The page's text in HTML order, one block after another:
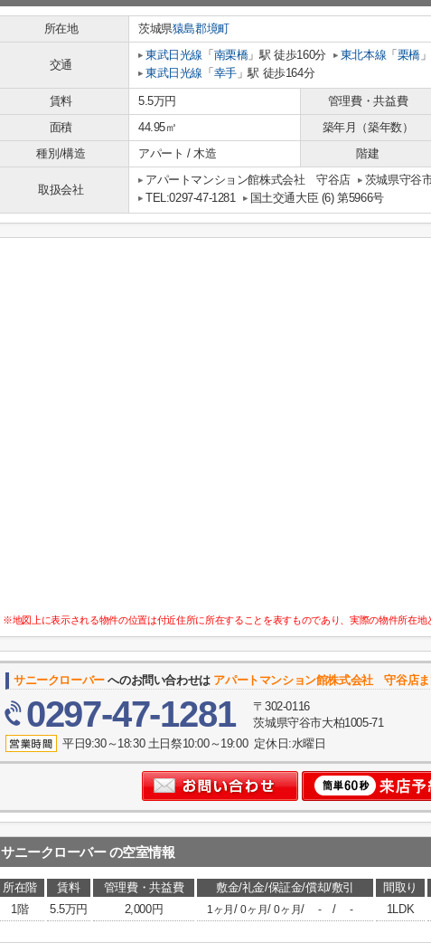
所在地 茨城県猿島郡境町
交通
東武日光線 「 南栗橋」駅 徒歩160分 東北本線 「 栗橋
東武日光線 「 幸手」駅 徒歩164分
賃料 5.5万円 管理費・共益費
面積
44.95㎡ 築年月（築年数）
種別/構造
アパート / 木造 階建
取扱会社
アパートマンション館株式会社 守谷店
茨城県守谷
TEL:0297-47-1281
国土交通大臣 (6) 第5966号
※地図上に表示される物件の位置は付近住所に所在することを表すものであり、実際の物件所在地
サニークローバーへのお問い合わせは アパートマンション館株式会社 守谷店
0297-47-1281
〒302-0116
茨城県守谷市大柏1005-71
平日9:30～18:30 土日祭10:00～19:00 定休日:水曜日
サニークローバー の空室情報
所在階 賃料 管理費・共益費 敷金/礼金/保証金/償却/敷引 間取り
1階
5.5万円 2,000円 1ヶ月/0ヶ月/0ヶ月/ - / - 1LDK